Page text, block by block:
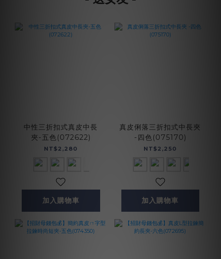
中性三折扣式真皮中長
夾-五色(072622)
NT$2,280
加入購物車
真皮俐落三折扣式中長夾
-四色(075170)
NT$2,250
加入購物車